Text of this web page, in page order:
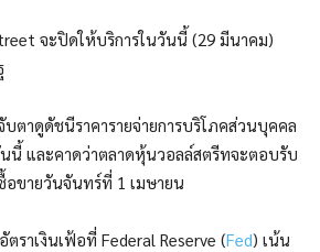
จะปิดให้บริการในวันนี้ (29 มีนาคม)
ตาดูดัชนีราคารายจ่ายการบริโภคส่วนบุคคล
นนี้ และคาดว่าตลาดหุ้นวอลล์สตรีทจะตอบรับ
อขายวันจันทร์ที่ 1 เมษายน
ราเงินเฟ้อที่ Federal Reserve (Fed) เน้น